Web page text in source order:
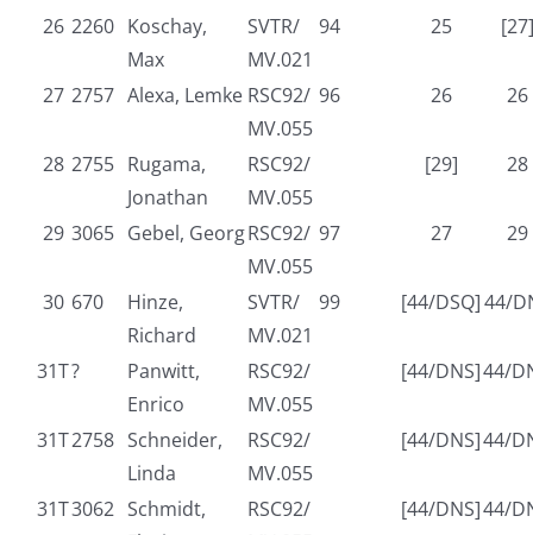
26 2260 Koschay,
Max
SVTR/
MV.021
94 25 [27]
27 2757 Alexa, Lemke RSC92/
MV.055
96 26 26
28 2755 Rugama,
Jonathan
RSC92/
MV.055
[29] 28
29 3065 Gebel, GeorgRSC92/
MV.055
97 27 29
30 670
Hinze,
Richard
SVTR/
MV.021
99 [44/DSQ]44/
31T?
Panwitt,
Enrico
RSC92/
MV.055
[44/DNS]44/
31T2758 Schneider,
Linda
RSC92/
MV.055
[44/DNS]44/
31T3062 Schmidt,
RSC92/
[44/DNS]44/